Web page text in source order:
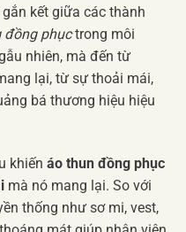
kết giữa các thành
đồng phụctrong môi
nhiên, mà đến từ
lại, từ sự thoải mái,
bá thương hiệu hiệu
khiến áo thun đồng phục
mà nó mang lại. So với
thống như sơ mi, vest,